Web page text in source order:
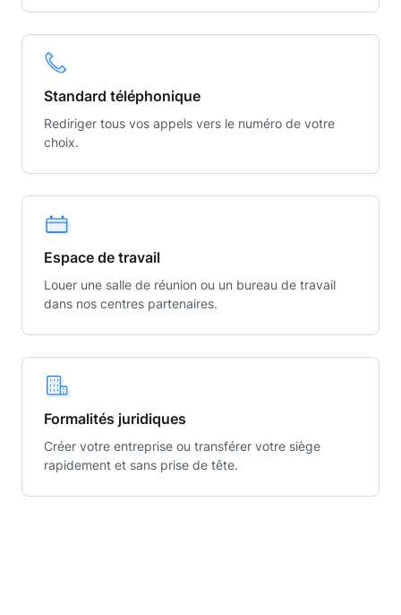
Standard téléphonique
Rediriger tous vos appels vers le numéro de votre
choix.
Espace de travail
Louer une salle de réunion ou un bureau de travail
dans nos centres partenaires.
Formalités juridiques
Créer votre entreprise ou transférer votre siège
rapidement et sans prise de tête.